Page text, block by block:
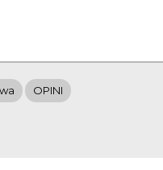
OPINI